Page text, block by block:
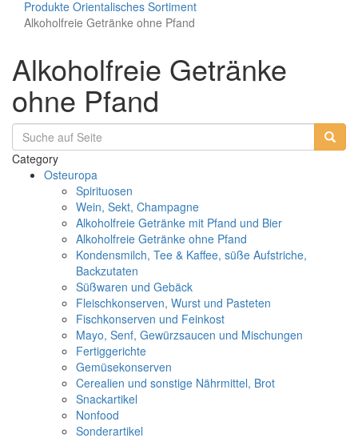
Produkte Orientalisches Sortiment
Alkoholfreie Getränke ohne Pfand
Alkoholfreie Getränke
ohne Pfand
Category
Osteuropa
Spirituosen
Wein, Sekt, Champagne
Alkoholfreie Getränke mit Pfand und Bier
Alkoholfreie Getränke ohne Pfand
Kondensmilch, Tee & Kaffee, süße Aufstriche,
Backzutaten
Süßwaren und Gebäck
Fleischkonserven, Wurst und Pasteten
Fischkonserven und Feinkost
Mayo, Senf, Gewürzsaucen und Mischungen
Fertiggerichte
Gemüsekonserven
Cerealien und sonstige Nährmittel, Brot
Snackartikel
Nonfood
Sonderartikel